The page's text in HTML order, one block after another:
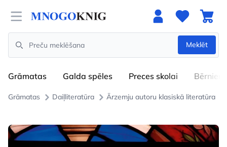
Open menu
Search
Meklēt
Grāmatas Galda spēles Preces skolai Bērniem
Grāmatas Daiļliteratūra Ārzemju autoru klasiskā literatūra